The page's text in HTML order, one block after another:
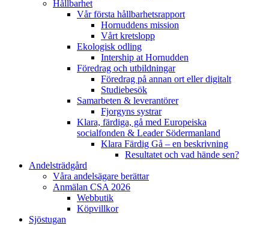
Hållbarhet
Vår första hållbarhetsrapport
Hornuddens mission
Vårt kretslopp
Ekologisk odling
Intership at Hornudden
Föredrag och utbildningar
Föredrag på annan ort eller digitalt
Studiebesök
Samarbeten & leverantörer
Fjorgyns systrar
Klara, färdiga, gå med Europeiska
socialfonden & Leader Södermanland
Klara Färdig Gå – en beskrivning
Resultatet och vad hände sen?
Andelsträdgård
Våra andelsägare berättar
Anmälan CSA 2026
Webbutik
Köpvillkor
Sjöstugan